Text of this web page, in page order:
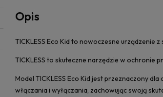
Opis
TICKLESS Eco Kid to nowoczesne urządzenie
TICKLESS to skuteczne narzędzie w ochronie
Model TICKLESS Eco Kid jest przeznaczony
włączania i wyłączania, zachowując swoją